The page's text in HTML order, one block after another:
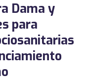
Dama y
para